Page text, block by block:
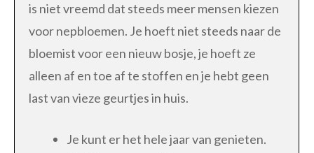
is niet vreemd dat steeds meer mensen kiezen
voor nepbloemen. Je hoeft niet steeds naar de
bloemist voor een nieuw bosje, je hoeft ze
alleen af en toe af te stoffen en je hebt geen
last van vieze geurtjes in huis.
Je kunt er het hele jaar van genieten.